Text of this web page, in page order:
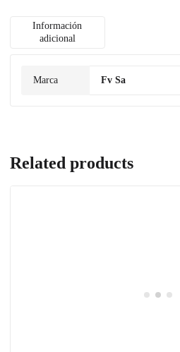
Información
adicional
Marca Fv Sa
Related products